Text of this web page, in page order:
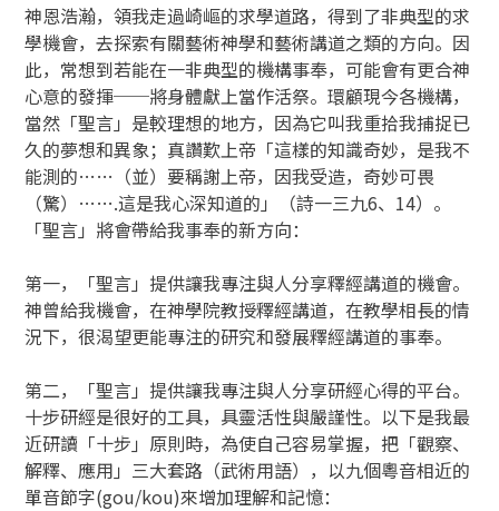
神恩浩瀚，領我走過崎嶇的求學道路，得到了非典型的求
學機會，去探索有關藝術神學和藝術講道之類的方向。因
此，常想到若能在一非典型的機構事奉，可能會有更合神
心意的發揮──將身體獻上當作活祭。環顧現今各機構，
當然「聖言」是較理想的地方，因為它叫我重拾我捕捉已
久的夢想和異象；真讚歎上帝「這樣的知識奇妙，是我不
能測的……（並）要稱謝上帝，因我受造，奇妙可畏
（驚）…….這是我心深知道的」（詩一三九6、14）。
「聖言」將會帶給我事奉的新方向：
第一，「聖言」提供讓我專注與人分享釋經講道的機會。
神曾給我機會，在神學院教授釋經講道，在教學相長的情
況下，很渴望更能專注的研究和發展釋經講道的事奉。
第二，「聖言」提供讓我專注與人分享研經心得的平台。
十步研經是很好的工具，具靈活性與嚴謹性。以下是我最
近研讀「十步」原則時，為使自己容易掌握，把「觀察、
解釋、應用」三大套路（武術用語），以九個粵音相近的
單音節字(gou/kou)來增加理解和記憶：